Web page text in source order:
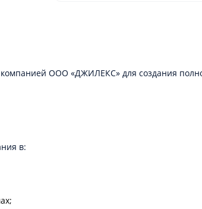
ООО «ДЖИЛЕКС» для создания
в: